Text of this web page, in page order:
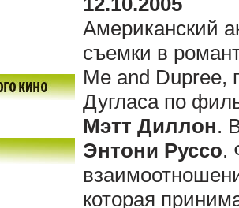
Американский
съемки в
Me and Dupree,
Дугласа по
Мэтт Диллон.
Энтони Руссо.
которая